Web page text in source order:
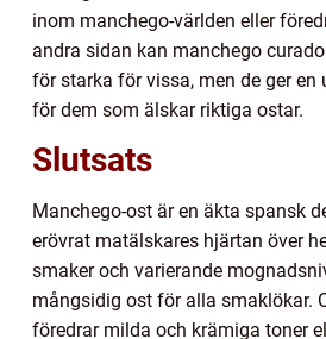
inom manchego-världen eller
andra sidan kan manchego
för starka för vissa, men de ger en
för dem som älskar riktiga ostar.
Slutsats
Manchego-ost är en äkta spansk
erövrat matälskares hjärtan över
smaker och varierande
mångsidig ost för alla smaklökar.
föredrar milda och krämiga toner